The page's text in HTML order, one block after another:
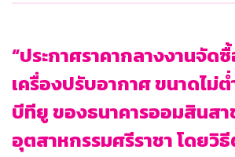
“ประกาศราคากลางงานจั
เครื่องปรับอากาศ ขนาดไม่
บีทียู ของธนาคารออมสินสา
อุตสาหกรรมศรีราชา โดยวิ